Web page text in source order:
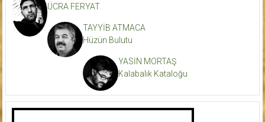
ÜCRA FERYAT
TAYYİB ATMACA
Hüzün Bulutu
YASİN MORTAŞ
Kalabalık Kataloğu